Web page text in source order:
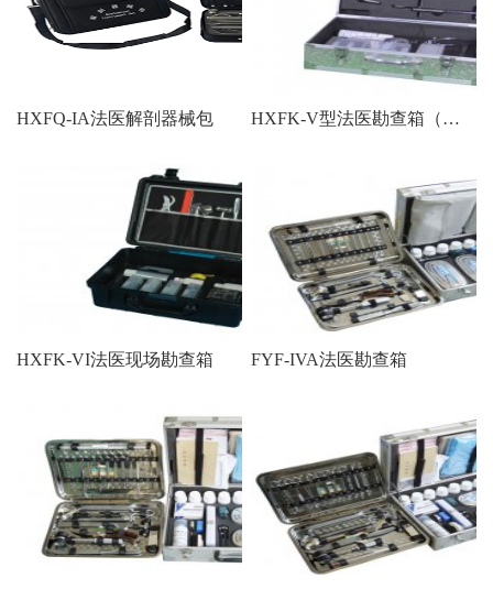
HXFQ-IA法医解剖器械包 HXFK-V型法医勘查箱（法医综合勘查箱）
HXFK-VI法医现场勘查箱 FYF-IVA法医勘查箱